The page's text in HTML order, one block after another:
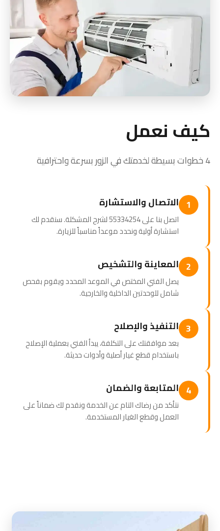
كيف نعمل
4 خطوات بسيطة لخدمتك في الزور بسرعة واحترافية
1 الاتصال والاستشارة
اتصل بنا على 55334254 لشرح المشكلة. سنقدم لك
استشارة أولية ونحدد موعداً مناسباً للزيارة.
2 المعاينة والتشخيص
يصل الفني المختص في الموعد المحدد ويقوم بفحص
شامل للوحدتين الداخلية والخارجية.
3 التنفيذ والإصلاح
بعد موافقتك على التكلفة، يبدأ الفني بعملية الإصلاح
باستخدام قطع غيار أصلية وأدوات حديثة.
4 المتابعة والضمان
نتأكد من رضاك التام عن الخدمة ونقدم لك ضماناً على
العمل وقطع الغيار المستخدمة.